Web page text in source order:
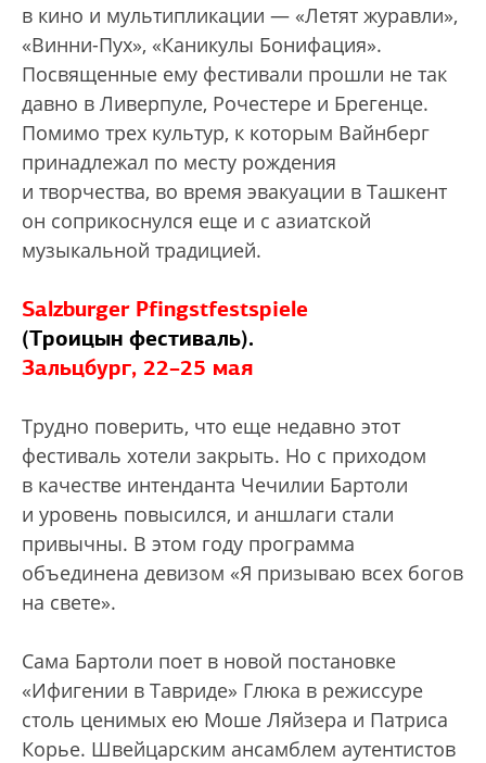
в кино и мультипликации — «Летят журавли»,
«Винни-Пух», «Каникулы Бонифация».
Посвященные ему фестивали прошли не так
давно в Ливерпуле, Рочестере и Брегенце.
Помимо трех культур, к которым Вайнберг
принадлежал по месту рождения
и творчества, во время эвакуации в Ташкент
он соприкоснулся еще и с азиатской
музыкальной традицией.
Salzburger Pfingstfestspiele
(Троицын фестиваль).
Зальцбург, 22–25 мая
Трудно поверить, что еще недавно этот
фестиваль хотели закрыть. Но с приходом
в качестве интенданта Чечилии Бартоли
и уровень повысился, и аншлаги стали
привычны. В этом году программа
объединена девизом «Я призываю всех богов
на свете».
Сама Бартоли поет в новой постановке
«Ифигении в Тавриде» Глюка в режиссуре
столь ценимых ею Моше Ляйзера и Патриса
Корье. Швейцарским ансамблем аутентистов